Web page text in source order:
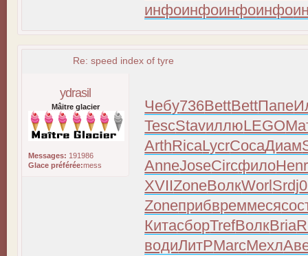
инфоинфоинфоинфо
Re: speed index of tyre
ydrasil
Mâitre glacier
Messages: 191986
Glace préférée:mess
Чебу736BettBettПапе
TescStavиллюLEGO
ArthRicaLycrCocaДиам
AnneJoseCircфилоHenr
XVIIZoneВолкWorl Srdj
Zoneприбвреммеся
КитасборTrefВолкBria
водиЛитРMarcМехл